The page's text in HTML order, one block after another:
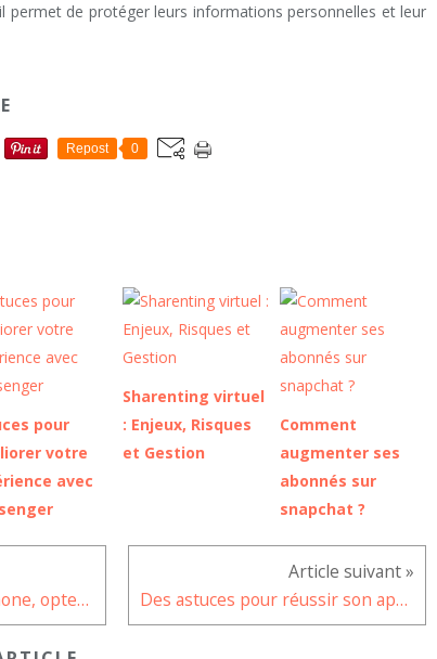
permet de protéger leurs informations personnelles et leur
Repost 0
pour
votre
avec
Sharenting virtuel
: Enjeux, Risques
et Gestion
Comment
augmenter ses
abonnés sur
snapchat ?
Pour réparer votre iPhone, optez pour les forfaits de réparation proposés en ligne Des astuces pour réussir son apéritif dinatoire